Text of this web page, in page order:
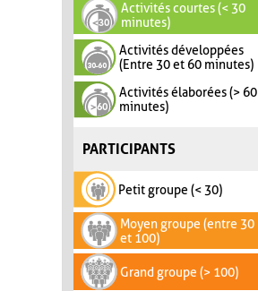
Activités courtes (< 30
minutes)
Activités développées
(Entre 30 et 60 minutes)
Activités élaborées (> 60
minutes)
PARTICIPANTS
Petit groupe (< 30)
Moyen groupe (entre 30
et 100)
Grand groupe (> 100)